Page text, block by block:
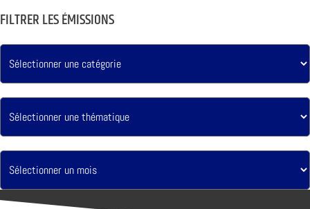
FILTRER LES ÉMISSIONS